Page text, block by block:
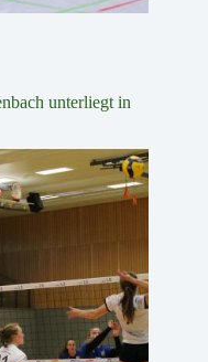
unterliegt in